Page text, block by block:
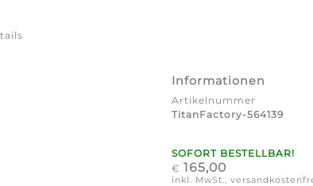
Informationen
Artikelnummer
TitanFactory-564139
SOFORT BESTELLBAR!
€ 165,00
inkl. MwSt.,